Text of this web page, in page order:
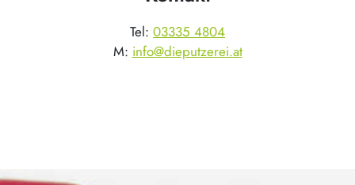
Tel: 03335 4804
M: info@dieputzerei.at